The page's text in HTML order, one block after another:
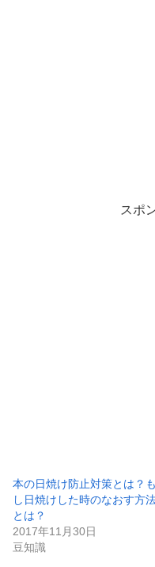
スポ
本の日焼け防止対策とは？も
し日焼けした時のなおす方
とは？
2017年11月30日
豆知識